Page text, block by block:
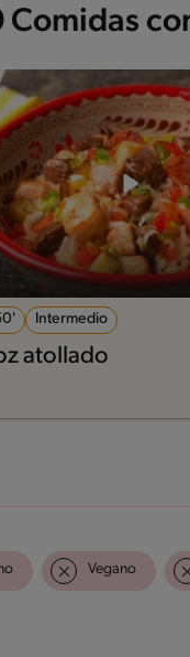
Comidas
Intermedio
atollado
Vegano